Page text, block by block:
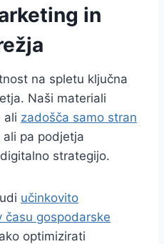
in
na spletu ključna
Naši materiali
ali zadošča samo stran
ali pa podjetja
strategijo.
učinkovito
času gospodarske
optimizirati